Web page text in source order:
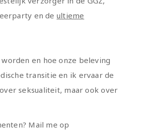
en de ultieme
en hoe onze beleving
transitie en ik ervaar de
seksualiteit, maar ook over
Mail me op